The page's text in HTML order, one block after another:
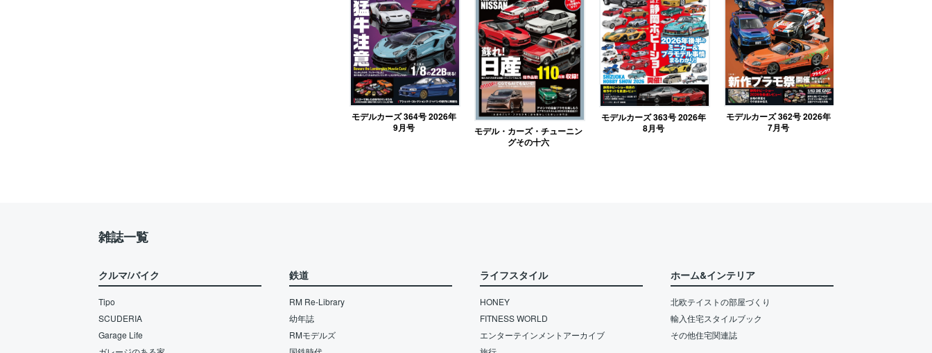
モデルカーズ 364号 2026年
9月号
モデル・カーズ・チューニン
グその十六
モデルカーズ 363号 2026年
8月号
モデルカーズ 362号 2026年
7月号
雑誌一覧
クルマ/バイク
Tipo
SCUDERIA
Garage Life
鉄道
RM Re-Library
幼年誌
RMモデルズ
ライフスタイル
HONEY
FITNESS WORLD
エンターテインメントアーカイブ
ホーム&インテリア
北欧テイストの部屋づくり
輸入住宅スタイルブック
その他住宅関連誌